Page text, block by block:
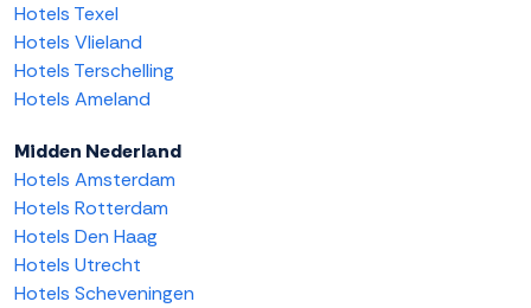
Hotels Texel
Hotels Vlieland
Hotels Terschelling
Hotels Ameland
Midden Nederland
Hotels Amsterdam
Hotels Rotterdam
Hotels Den Haag
Hotels Utrecht
Hotels Scheveningen